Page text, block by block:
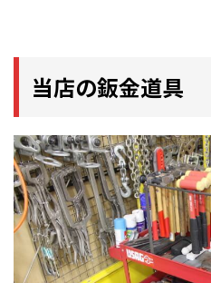
当店の鈑金道具